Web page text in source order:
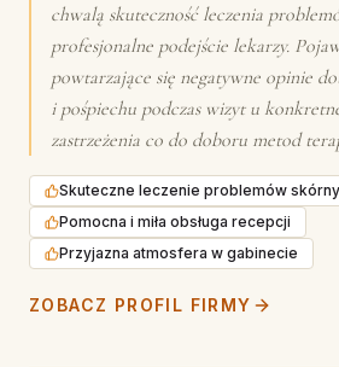
chwalą skuteczność leczenia
profesjonalne podejście lekarzy.
powtarzające się negatywne opinie
i pośpiechu podczas wizyt u
zastrzeżenia co do doboru metod
Skuteczne leczenie problemów
Pomocna i miła obsługa recepcji
Przyjazna atmosfera w gabinecie
ZOBACZ PROFIL FIRMY